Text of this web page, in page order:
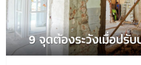
คุณกิฟท์-ชัชวลี ปัทมานุช ลูกสาวคะยั้นค
เก่า เพื่อปรับปรุงบ้านใหม่ ประกอบกับลู
อยู่ข้างกันเสร็จพอดีจึงได้จังหวะย้ายไป